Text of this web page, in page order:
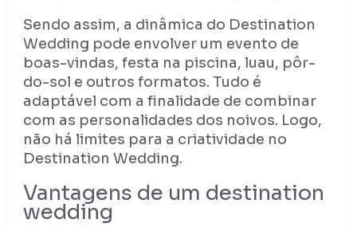
Sendo assim, a dinâmica do Destination
Wedding pode envolver um evento de
boas-vindas, festa na piscina, luau, pôr-
do-sol e outros formatos. Tudo é
adaptável com a finalidade de combinar
com as personalidades dos noivos. Logo,
não há limites para a criatividade no
Destination Wedding.
Vantagens de um destination
wedding